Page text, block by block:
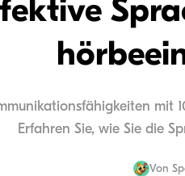
mit
Erfahren Sie, wie Sie die
Von